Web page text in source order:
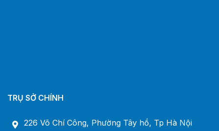
TRỤ SỞ CHÍNH
226 Võ Chí Công, Phường Tây hồ, Tp Hà Nội